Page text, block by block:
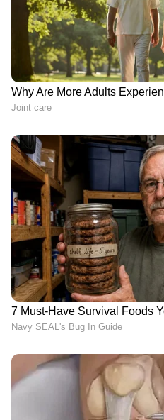
വെള്ളം കൊണ്ട്
ശുദ്ധമാകുകയില്ല.
കൈ കഴുകുന്നതാണ്
കുറഞ്ഞ മാർഗം.
കഴുകിക്കളഞ്ഞ്
ഇതിലൂടെ കഴിയുന്നു.
*ഫലപ്രദമായി കൈ
മാർഗങ്ങൾ*
1. ആദ്യം ഉള്ളംകൈ
2. പുറംകൈ രണ്ടും
3. കൈ
4. തള്ളവിരലുകൾ